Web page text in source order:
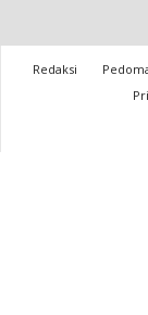
Redaksi